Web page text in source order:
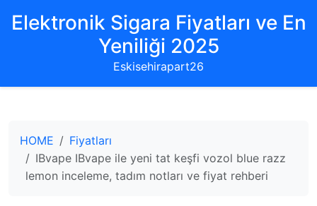
Elektronik Sigara Fiyatları ve En
Yeniliği 2025
Eskisehirapart26
HOME
Fiyatları
IBvape IBvape ile yeni tat keşfi vozol blue razz
lemon inceleme, tadım notları ve fiyat rehberi